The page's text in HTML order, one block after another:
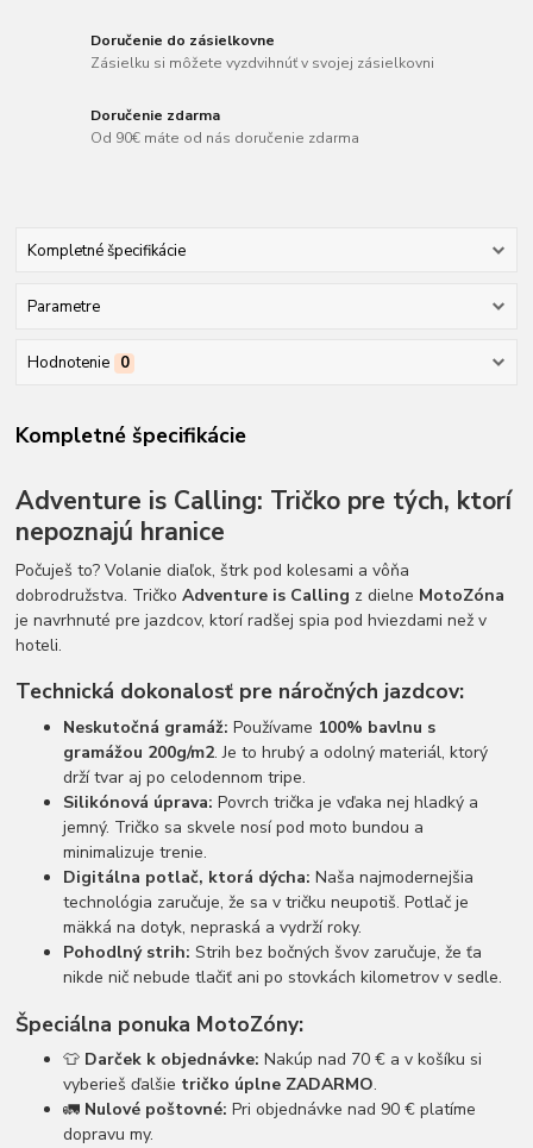
Doručenie do zásielkovne
Zásielku si môžete vyzdvihnúť v svojej zásielkovni
Doručenie zdarma
Od 90€ máte od nás doručenie zdarma
Kompletné špecifikácie
Parametre
Hodnotenie 0
Kompletné špecifikácie
Adventure is Calling: Tričko pre tých, ktorí
nepoznajú hranice
Počuješ to? Volanie diaľok, štrk pod kolesami a vôňa
dobrodružstva. TričkoAdventure is Calling z dielne MotoZóna
je navrhnuté pre jazdcov, ktorí radšej spia pod hviezdami než v
hoteli.
Technická dokonalosť pre náročných jazdcov:
Neskutočná gramáž: Používame 100% bavlnu s
gramážou 200g/m2. Je to hrubý a odolný materiál, ktorý
drží tvar aj po celodennom tripe.
Silikónová úprava: Povrch trička je vďaka nej hladký a
jemný. Tričko sa skvele nosí pod moto bundou a
minimalizuje trenie.
Digitálna potlač, ktorá dýcha: Naša najmodernejšia
technológia zaručuje, že sa v tričku neupotiš. Potlač je
mäkká na dotyk, nepraská a vydrží roky.
Pohodlný strih: Strih bez bočných švov zaručuje, že ťa
nikde nič nebude tlačiť ani po stovkách kilometrov v sedle.
Špeciálna ponuka MotoZóny:
👕 Darček k objednávke: Nakúp nad 70 € a v košíku si
vyberieš ďalšie tričko úplne ZADARMO.
🚛 Nulové poštovné: Pri objednávke nad 90 € platíme
dopravu my.